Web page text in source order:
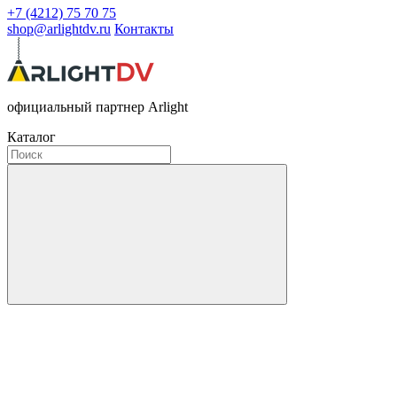
+7 (4212) 75 70 75
shop@arlightdv.ru Контакты
официальный партнер Arlight
Каталог